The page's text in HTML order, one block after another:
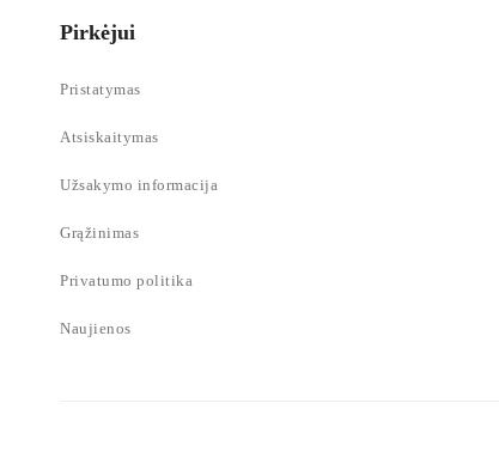
Pirkėjui
Pristatymas
Atsiskaitymas
Užsakymo informacija
Grąžinimas
Privatumo politika
Naujienos